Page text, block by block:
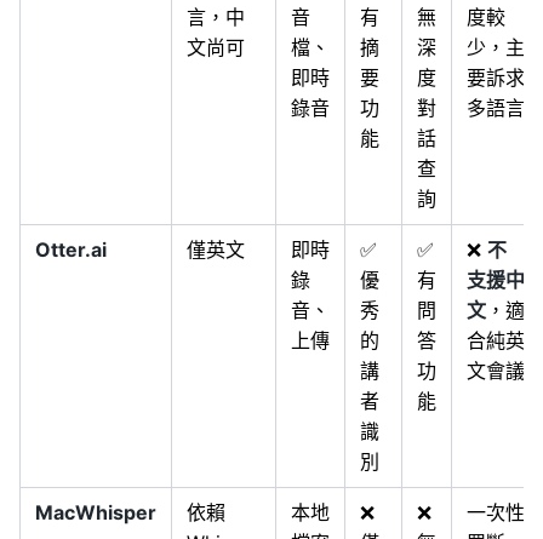
言，中
文尚可
音
檔、
即時
錄音
有
摘
要
功
能
無
深
度
對
話
查
詢
度較
少，主
要訴求
多語言
Otter.ai 僅英文
即時
錄
音、
上傳
✅
優
秀
的
講
者
識
別
✅
有
問
答
功
能
❌ 不
支援中
文 ，適
合純英
文會議
MacWhisper
依賴
本地
❌
❌
一次性